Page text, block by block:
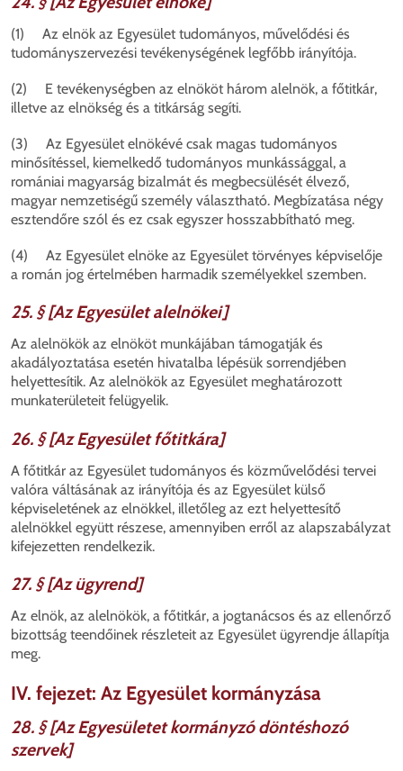
(1) Az elnök az Egyesület tudományos, művelődési és
tudományszervezési tevékenységének legfőbb irányítója.
(2) E tevékenységben az elnököt három alelnök, a főtitkár,
illetve az elnökség és a titkárság segíti.
(3) Az Egyesület elnökévé csak magas tudományos
minősítéssel, kiemelkedő tudományos munkássággal, a
romániai magyarság bizalmát és megbecsülését élvező,
magyar nemzetiségű személy választható. Megbízatása négy
esztendőre szól és ez csak egyszer hosszabbítható meg.
(4) Az Egyesület elnöke az Egyesület törvényes képviselője
a román jog értelmében harmadik személyekkel szemben.
25. § [Az Egyesület alelnökei]
Az alelnökök az elnököt munkájában támogatják és
akadályoztatása esetén hivatalba lépésük sorrendjében
helyettesítik. Az alelnökök az Egyesület meghatározott
munkaterületeit felügyelik.
26. § [Az Egyesület főtitkára]
A főtitkár az Egyesület tudományos és közművelődési tervei
valóra váltásának az irányítója és az Egyesület külső
képviseletének az elnökkel, illetőleg az ezt helyettesítő
alelnökkel együtt részese, amennyiben erről az alapszabályzat
kifejezetten rendelkezik.
27. § [Az ügyrend]
Az elnök, az alelnökök, a főtitkár, a jogtanácsos és az ellenőrző
bizottság teendőinek részleteit az Egyesület ügyrendje állapítja
meg.
IV. fejezet: Az Egyesület kormányzása
28. § [Az Egyesületet kormányzó döntéshozó
szervek]